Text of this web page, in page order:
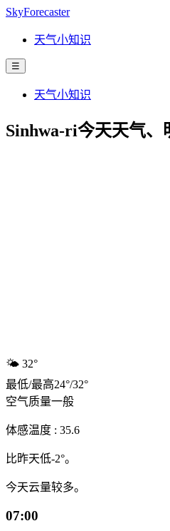
SkyForecaster
天气小知识
☰
天气小知识
Sinhwa-ri今天天气、
🌤️ 32°
最低/最高24°/32°
空气质量一般
体感温度 : 35.6
比昨天低-2°。
今天云量较多。
07:00